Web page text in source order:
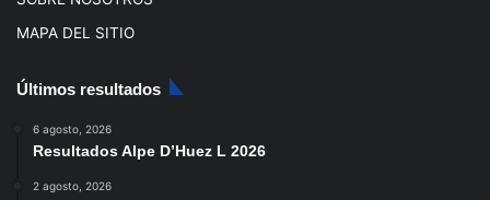
MAPA DEL SITIO
Últimos resultados
6 agosto, 2026
Resultados Alpe D’Huez L 2026
2 agosto, 2026